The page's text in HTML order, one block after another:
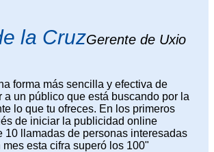
la CruzGerente de Uxio
forma más sencilla y efectiva de
a un público que está buscando por la
lo que tu ofreces. En los primeros
de iniciar la publicidad online
10 llamadas de personas interesadas
esta cifra superó los 100"